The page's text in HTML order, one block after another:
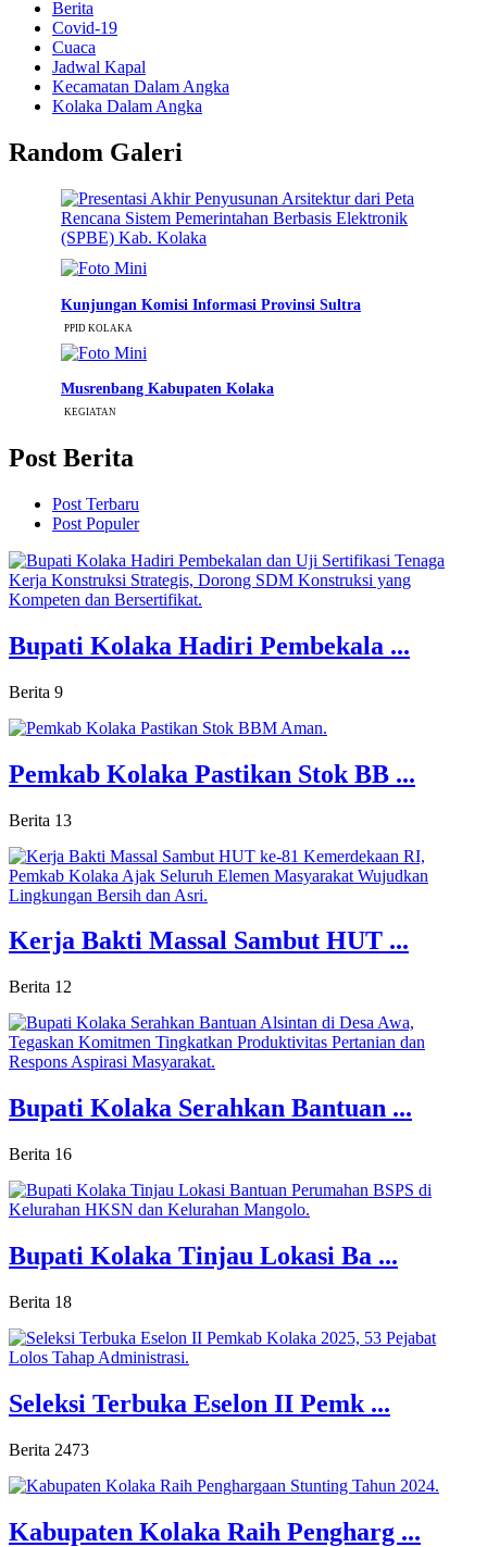
Berita
Covid-19
Cuaca
Jadwal Kapal
Kecamatan Dalam Angka
Kolaka Dalam Angka
Random Galeri
Kunjungan Komisi Informasi Provinsi Sultra
PPID KOLAKA
Musrenbang Kabupaten Kolaka
KEGIATAN
Post Berita
Post Terbaru
Post Populer
Bupati Kolaka Hadiri Pembekala ...
Berita 9
Pemkab Kolaka Pastikan Stok BB ...
Berita 13
Kerja Bakti Massal Sambut HUT ...
Berita 12
Bupati Kolaka Serahkan Bantuan ...
Berita 16
Bupati Kolaka Tinjau Lokasi Ba ...
Berita 18
Seleksi Terbuka Eselon II Pemk ...
Berita 2473
Kabupaten Kolaka Raih Pengharg ...